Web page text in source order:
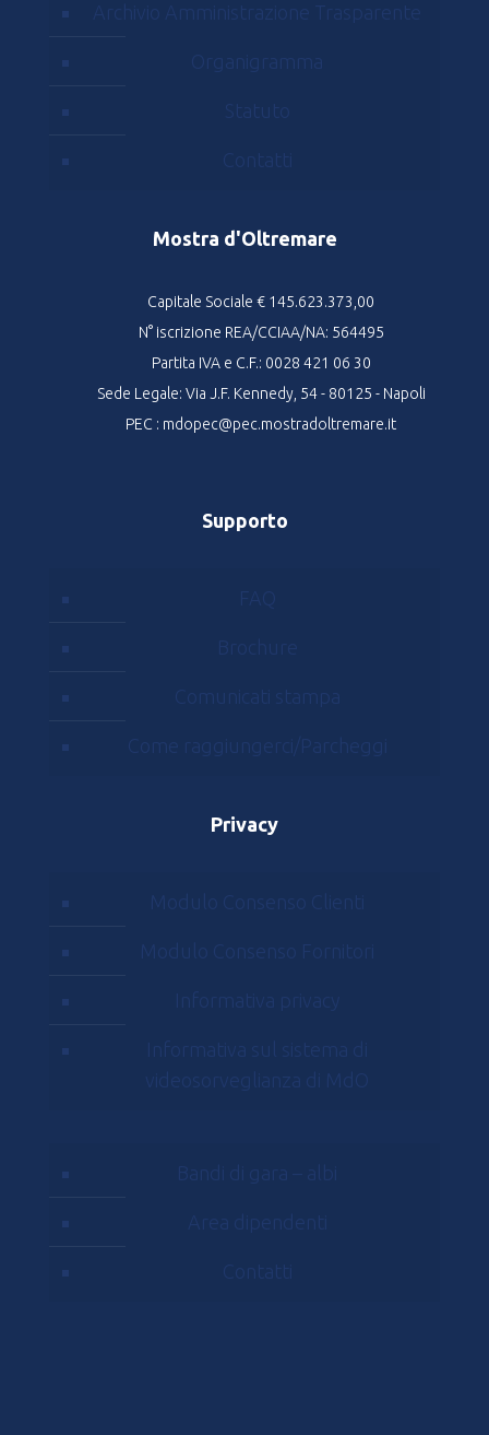
Archivio Amministrazione Trasparente
Organigramma
Statuto
Contatti
Mostra d'Oltremare
Capitale Sociale € 145.623.373,00
N° iscrizione REA/CCIAA/NA: 564495
Partita IVA e C.F.: 0028 421 06 30
Sede Legale: Via J.F. Kennedy, 54 - 80125 - Napoli
PEC : mdopec@pec.mostradoltremare.it
Supporto
FAQ
Brochure
Comunicati stampa
Come raggiungerci/Parcheggi
Privacy
Modulo Consenso Clienti
Modulo Consenso Fornitori
Informativa privacy
Informativa sul sistema di
videosorveglianza di MdO
Bandi di gara – albi
Area dipendenti
Contatti